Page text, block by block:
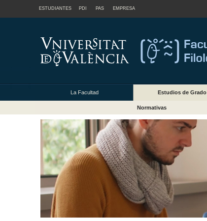
ESTUDIANTES PDI PAS EMPRESA
La Facultad Estudios de Grado
Normativas